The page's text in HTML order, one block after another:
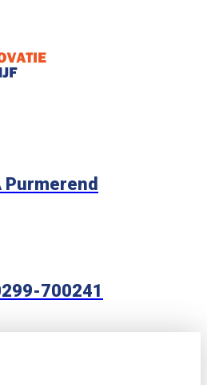
Purmerend
700241